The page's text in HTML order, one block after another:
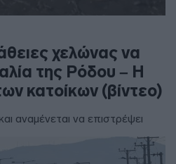
χελώνας να
της Ρόδου – Η
κατοίκων (βίντεο)
αναμένεται να επιστρέψει